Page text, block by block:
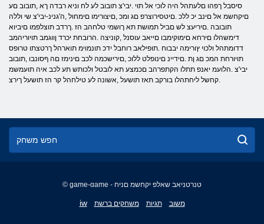
סיסבל ךפהו םלעתהל היה לוכי אל תוי .יבי'צ תובוב לע לח וניא רבדה ךא ,תובוב םע
םיקחשמ אל םינב יכ ללכ .םיטסירוצרפ םג ומכ ,םיצורימו םימחול ,ה'גנינ-יבי'צ שי וללה
תובובה .םיריעצ לש םביל תמושת תא ךושמי טלחהב הז .ךרדב תוצלפמו םיביוא
דימשהלו םירחא םימוקימבו םייאב עוסנל ,קוניצה .הרובחת יכרד ןווגמב תויוריהמב
דדומתהל ולכוי ץורימה יבבוח .תופילאב רוחבל ידכ תונמוימ תוארהל ךרטצתו טרופס
תויורחת המכ םג ןת .םידיינ םינופלט ללוכ ,םירישכמה לכב םינימז םה ףסונבו ,תובוב
יבי'צ .הלועמ יאנפ תתלו הקתפרהב םכמצע תא לובטל ולכותש תע לכב איה תועמשמ
.קחשל ליחתהלו בורקב תאז תושעל ,אשונה לע טילחהל קר הז תושעל ךירצ
© game-game - טנרטניאב שאלפ יקחשמ םניח
iw משחקים ברשת תגיות משוב